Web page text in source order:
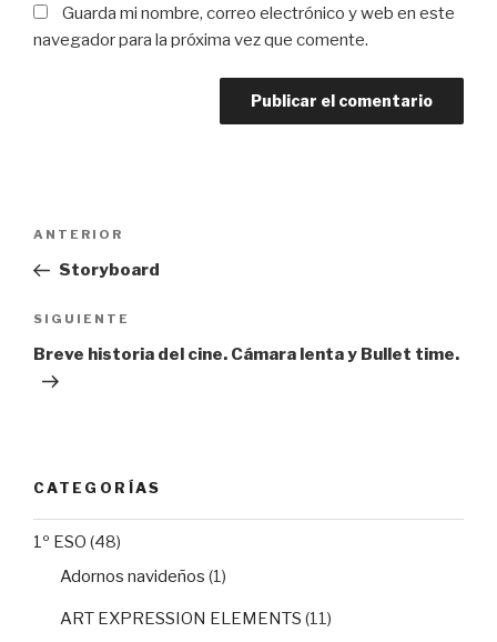
Guarda mi nombre, correo electrónico y web en este
navegador para la próxima vez que comente.
entradas
Entrada
anterior:
ANTERIOR
Storyboard
Siguiente
entrada
SIGUIENTE
Breve historia del cine. Cámara lenta y Bullet time.
CATEGORÍAS
1º ESO (48)
Adornos navideños (1)
ART EXPRESSION ELEMENTS (11)